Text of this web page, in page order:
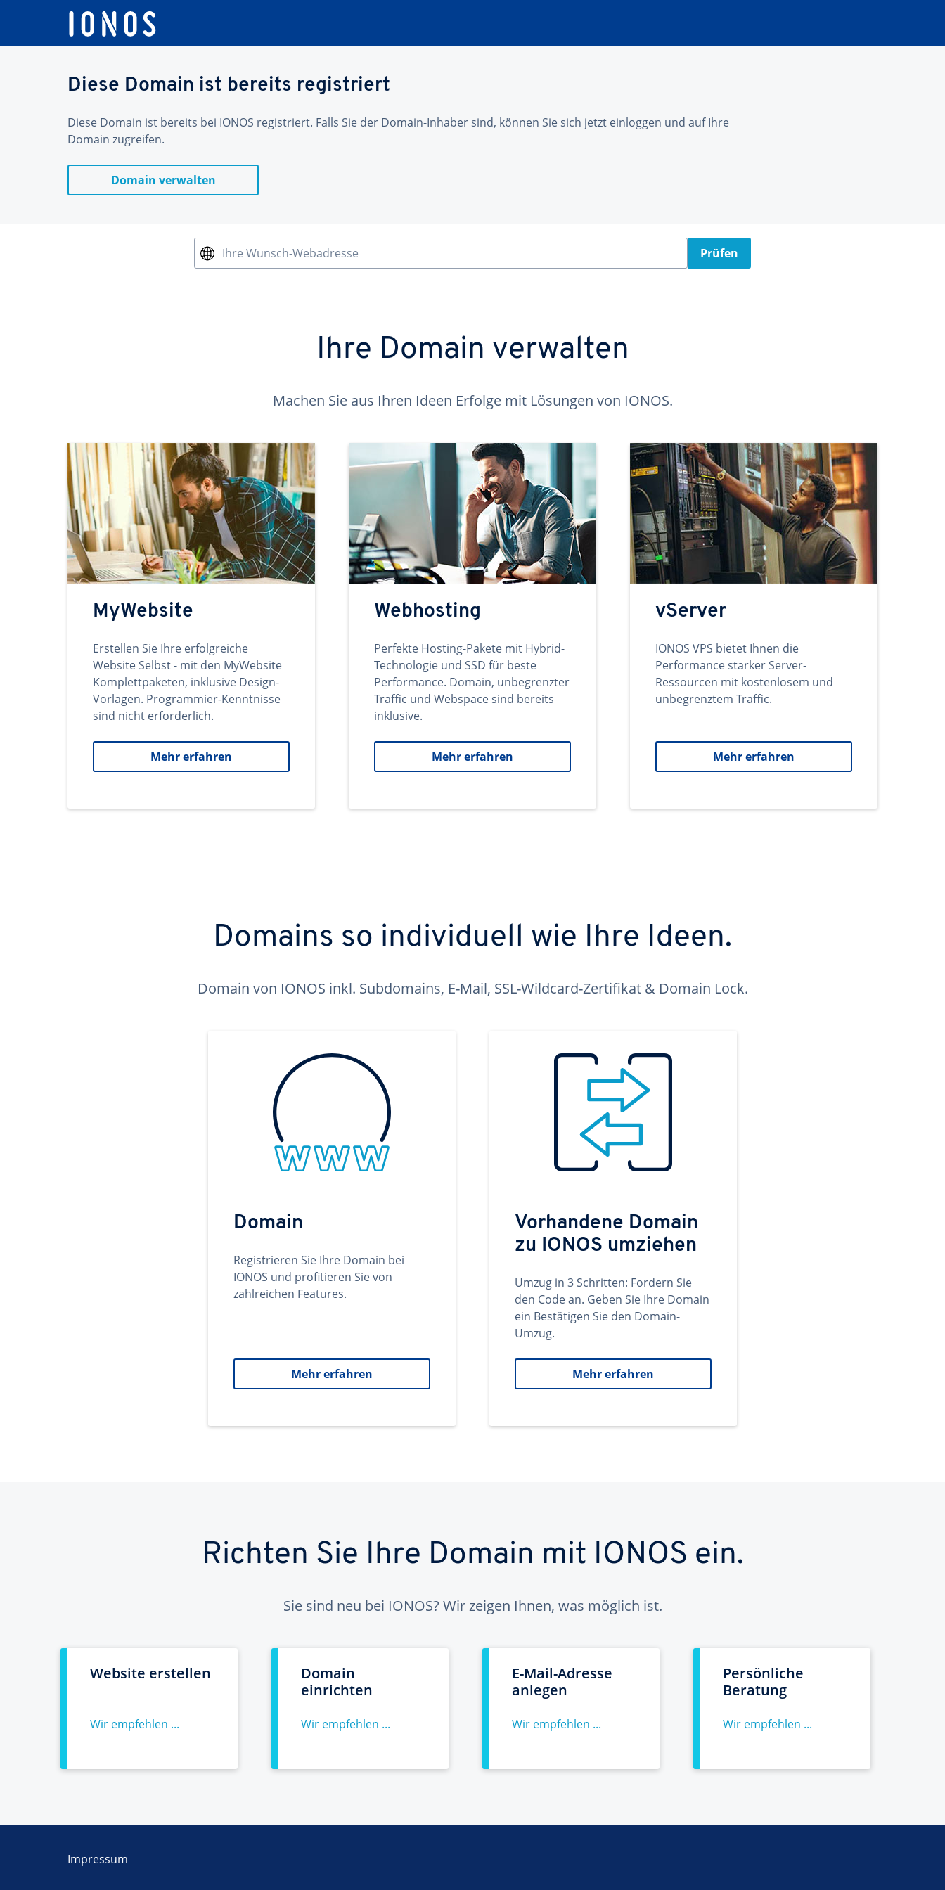
Diese Domain ist bereits registriert
Diese Domain ist bereits bei IONOS registriert. Falls Sie der Domain-Inhaber sind, können Sie sich jetzt einloggen und auf Ihre
Domain zugreifen.
Domain verwalten
Ihre Wunsch-Webadresse Prüfen
Ihre Domain verwalten
Machen Sie aus Ihren Ideen Erfolge mit Lösungen von IONOS.
MyWebsite
Erstellen Sie Ihre erfolgreiche
Website Selbst - mit den MyWebsite
Komplettpaketen, inklusive Design-
Vorlagen. Programmier-Kenntnisse
sind nicht erforderlich.
Mehr erfahren
Webhosting
Perfekte Hosting-Pakete mit Hybrid-
Technologie und SSD für beste
Performance. Domain, unbegrenzter
Traffic und Webspace sind bereits
inklusive.
Mehr erfahren
vServer
IONOS VPS bietet Ihnen die
Performance starker Server-
Ressourcen mit kostenlosem und
unbegrenztem Traffic.
Mehr erfahren
Domains so individuell wie Ihre Ideen.
Domain von IONOS inkl. Subdomains, E-Mail, SSL-Wildcard-Zertifikat & Domain Lock.
Domain
Registrieren Sie Ihre Domain bei
IONOS und profitieren Sie von
zahlreichen Features.
Mehr erfahren
Vorhandene Domain
zu IONOS umziehen
Umzug in 3 Schritten: Fordern Sie
den Code an. Geben Sie Ihre Domain
ein Bestätigen Sie den Domain-
Umzug.
Mehr erfahren
Richten Sie Ihre Domain mit IONOS ein.
Sie sind neu bei IONOS? Wir zeigen Ihnen, was möglich ist.
Website erstellen
Wir empfehlen ...
Domain
einrichten
Wir empfehlen ...
E-Mail-Adresse
anlegen
Wir empfehlen ...
Persönliche
Beratung
Wir empfehlen ...
Impressum